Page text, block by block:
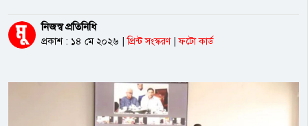
নিজস্ব প্রতিনিধি
প্রকাশ : ১৪ মে ২০২৬ প্রিন্ট সংস্করণ ফটো কার্ড